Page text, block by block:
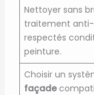
Nettoyer sans
traitement
respectés
peinture.
Choisir un
façade